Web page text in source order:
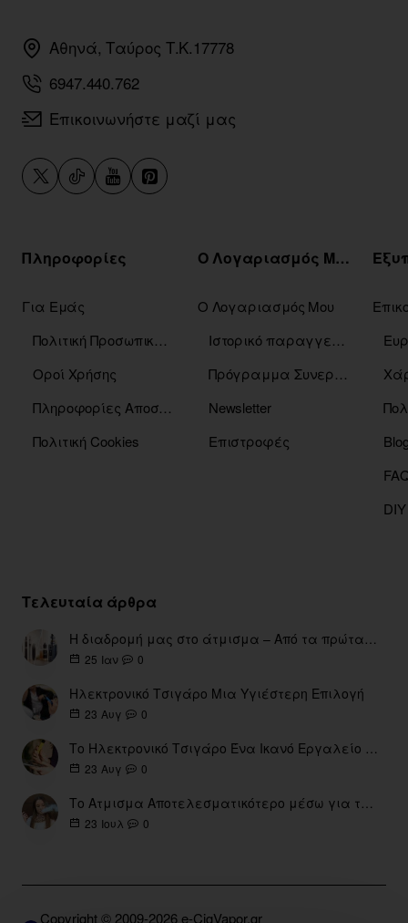
Αθηνά, Ταύρος Τ.Κ.17778
6947.440.762
Επικοινωνήστε μαζί μας
Πληροφορίες
Για Εμάς
Πολιτική Προσωπικών Δεδομένων
Οροί Χρήσης
Πληροφορίες Αποστόλης
Πολιτική Cookies
Ο Λογαριασμός Μου
Ο Λογαριασμός Μου
Ιστορικό παραγγελιών
Πρόγραμμα Συνεργατών
Newsletter
Επιστροφές
Τελευταία άρθρα
Η διαδρομή μας στο άτμισμα – Από τα πρώτα eGo έως τη σύγχρονη εποχή
25 Ιαν 0
Ηλεκτρονικό Τσιγάρο Μια Υγιέστερη Επιλογή
23 Αυγ 0
Το Ηλεκτρονικό Τσιγάρο Ένα Ικανό Εργαλείο για τη Διακοπή του Καπνίσματος
23 Αυγ 0
Το Ατμισμα Αποτελεσματικότερο μέσω για την διακοπή Καπνίσματος
23 Ιουλ 0
Copyright © 2009-2026 e-CigVapor.gr